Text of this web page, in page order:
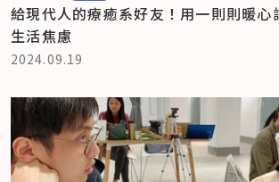
給現代人的療癒系好友！用一則則暖心
生活焦慮
2024.09.19